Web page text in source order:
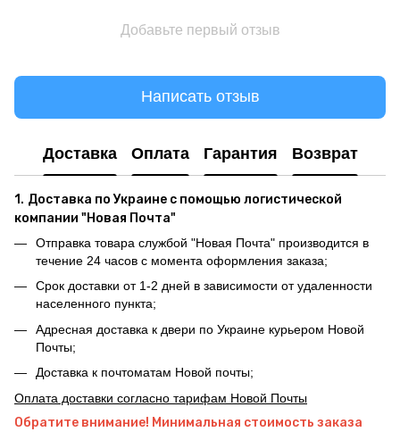
Добавьте первый отзыв
Написать отзыв
Доставка Оплата Гарантия Возврат
1. Доставка по Украине с помощью логистической
компании "Новая Почта"
Отправка товара службой "Новая Почта" производится в
течение 24 часов с момента оформления заказа;
Срок доставки от 1-2 дней в зависимости от удаленности
населенного пункта;
Адресная доставка к двери по Украине курьером Новой
Почты;
Доставка к почтоматам Новой почты;
Оплата доставки согласно тарифам Новой Почты
Обратите внимание! Минимальная стоимость заказа